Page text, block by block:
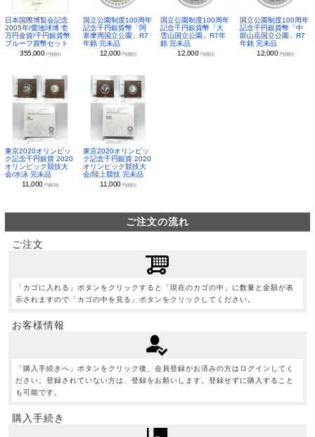
日本国際博覧会記念
2005年/愛地球博 壱
万円金貨/千円銀貨幣
プルーフ貨幣セット
355,000 円(税別)
国立公園制度100周年
記念千円銀貨幣「阿
寒摩周国立公園」R7
年銘 完未品
12,000 円(税別)
国立公園制度100周年
記念千円銀貨幣「大
雪山国立公園」R7年
銘 完未品
12,000 円(税別)
国立公園制度100周年
記念千円銀貨幣「中
部山岳国立公園」R7
年銘 完未品
12,000 円(税別)
東京2020オリンピッ
ク記念千円銀貨 2020
オリンピック競技大
会/水泳 完未品
11,000円(税別)
東京2020オリンピッ
ク記念千円銀貨 2020
オリンピック競技大
会/陸上競技 完未品
11,000 円(税別)
ご注文の流れ
ご注文
「カゴに入れる」ボタンをクリックすると「現在のカゴの中」に数量と金額が表
示されますので「カゴの中を見る」ボタンをクリックしてください。
お客様情報
「購入手続きへ」ボタンをクリック後、会員登録がお済みの方はログインしてく
ださい。登録されていない方は、登録をお願いします。登録せずに購入すること
も可能です。
購入手続き